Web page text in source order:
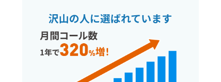
沢山の人に選ばれています